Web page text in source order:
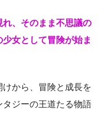
、そのまま不思議の
女として冒険が始ま
から、冒険と成長を
ジーの王道たる物語